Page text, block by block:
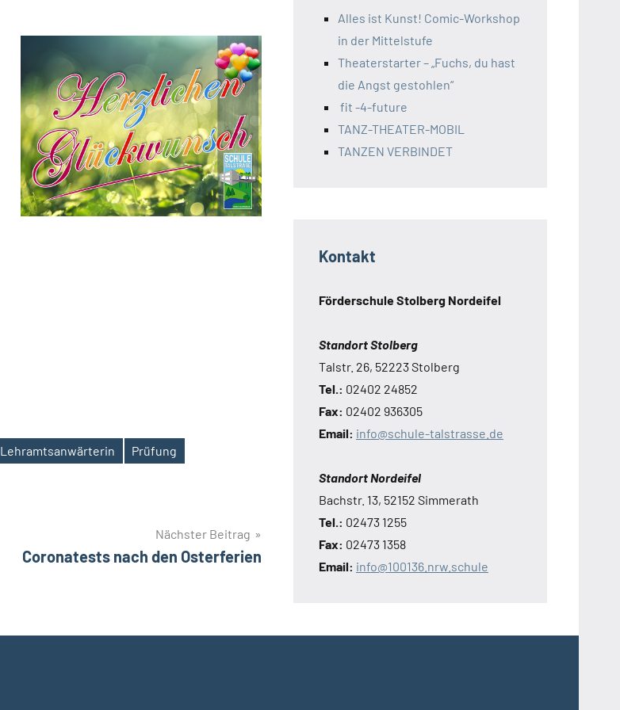
Lehramtsanwärterin
Prüfung
Nächster Beitrag
Coronatests nach den Osterferien
Alles ist Kunst! Comic-Workshop
in der Mittelstufe
Theaterstarter – „Fuchs, du hast
die Angst gestohlen“
fit -4-future
TANZ-THEATER-MOBIL
TANZEN VERBINDET
Kontakt
Förderschule Stolberg Nordeifel
Standort Stolberg
Talstr. 26, 52223 Stolberg
Tel.: 02402 24852
Fax: 02402 936305
Email: info@schule-talstrasse.de
Standort Nordeifel
Bachstr. 13, 52152 Simmerath
Tel.: 02473 1255
Fax: 02473 1358
Email: info@100136.nrw.schule